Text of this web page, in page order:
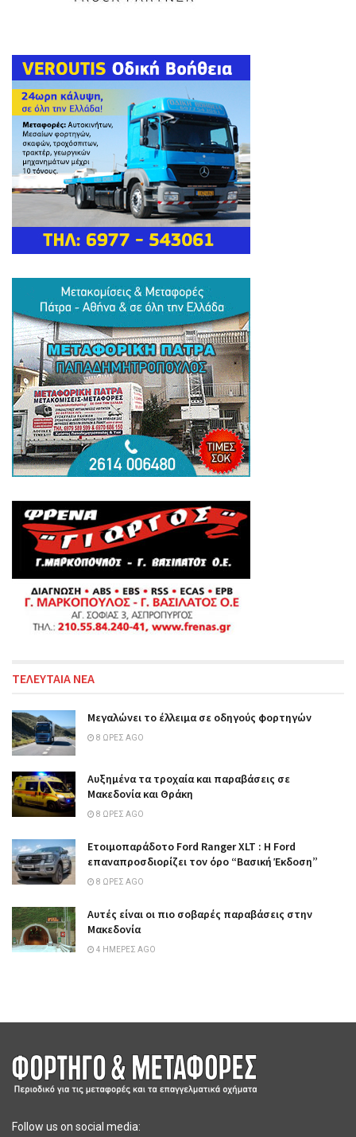
ΤΕΛΕΥΤΑΙΑ ΝΕΑ
Μεγαλώνει το έλλειμα σε οδηγούς φορτηγών
8 ΏΡΕΣ AGO
Αυξημένα τα τροχαία και παραβάσεις σε
Μακεδονία και Θράκη
8 ΏΡΕΣ AGO
Ετοιμοπαράδοτο Ford Ranger XLT : Η Ford
επαναπροσδιορίζει τον όρο “Βασική Έκδοση”
8 ΏΡΕΣ AGO
Αυτές είναι οι πιο σοβαρές παραβάσεις στην
Μακεδονία
4 ΗΜΈΡΕΣ AGO
Follow us on social media: